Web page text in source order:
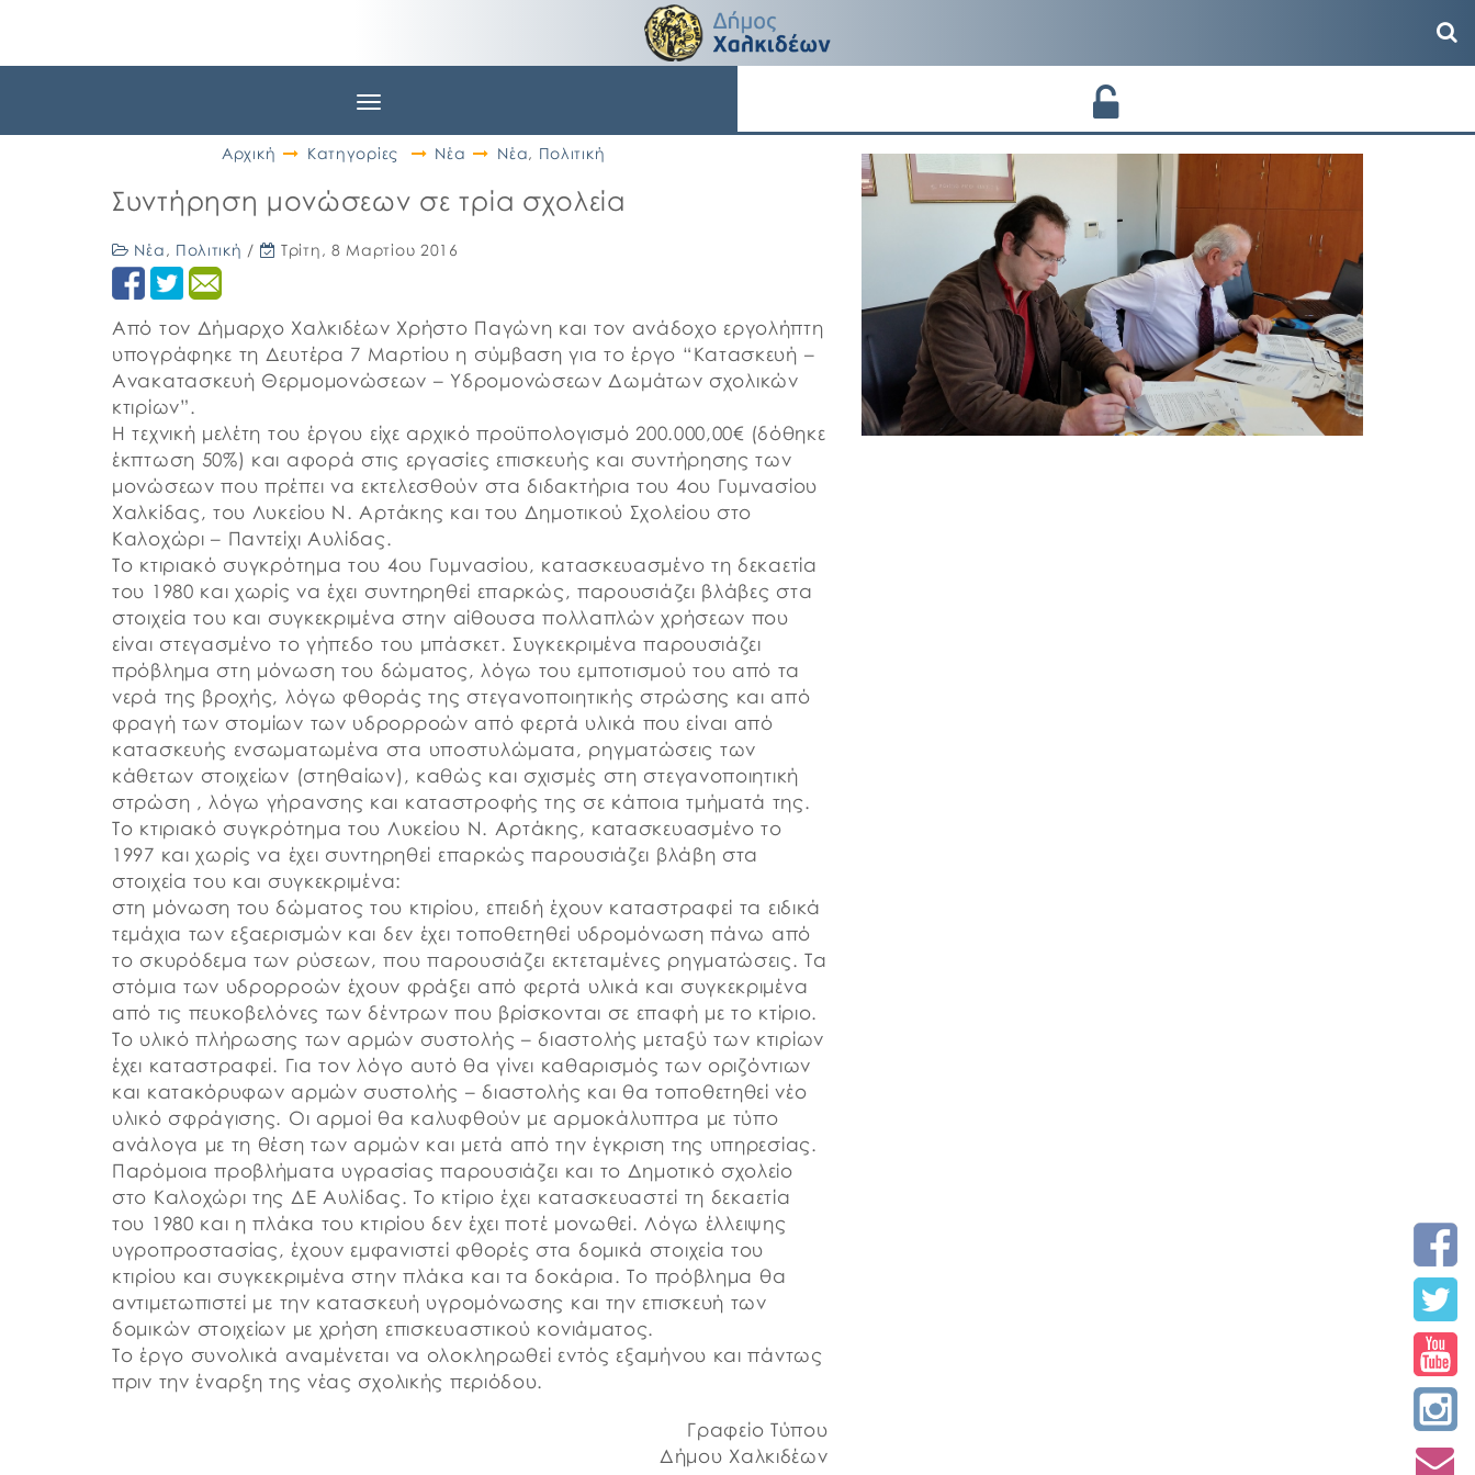
Toggle
Αρχική
Κατηγορίες Νέα Νέα, Πολιτική
Συντήρηση μονώσεων σε τρία σχολεία
Νέα , Πολιτική / Τρίτη, 8 Μαρτίου 2016
Από τον Δήμαρχο Χαλκιδέων Χρήστο Παγώνη και τον ανάδοχο εργολήπτη
υπογράφηκε τη Δευτέρα 7 Μαρτίου η σύμβαση για το έργο “Κατασκευή –
Ανακατασκευή Θερμομονώσεων – Υδρομονώσεων Δωμάτων σχολικών
κτιρίων”.
Η τεχνική μελέτη του έργου είχε αρχικό προϋπολογισμό 200.000,00€ (δόθηκε
έκπτωση 50%) και αφορά στις εργασίες επισκευής και συντήρησης των
μονώσεων που πρέπει να εκτελεσθούν στα διδακτήρια του 4ου Γυμνασίου
Χαλκίδας, του Λυκείου Ν. Αρτάκης και του Δημοτικού Σχολείου στο
Καλοχώρι – Παντείχι Αυλίδας.
Το κτιριακό συγκρότημα του 4ου Γυμνασίου, κατασκευασμένο τη δεκαετία
του 1980 και χωρίς να έχει συντηρηθεί επαρκώς, παρουσιάζει βλάβες στα
στοιχεία του και συγκεκριμένα στην αίθουσα πολλαπλών χρήσεων που
είναι στεγασμένο το γήπεδο του μπάσκετ. Συγκεκριμένα παρουσιάζει
πρόβλημα στη μόνωση του δώματος, λόγω του εμποτισμού του από τα
νερά της βροχής, λόγω φθοράς της στεγανοποιητικής στρώσης και από
φραγή των στομίων των υδρορροών από φερτά υλικά που είναι από
κατασκευής ενσωματωμένα στα υποστυλώματα, ρηγματώσεις των
κάθετων στοιχείων (στηθαίων), καθώς και σχισμές στη στεγανοποιητική
στρώση , λόγω γήρανσης και καταστροφής της σε κάποια τμήματά της.
Το κτιριακό συγκρότημα του Λυκείου Ν. Αρτάκης, κατασκευασμένο το
1997 και χωρίς να έχει συντηρηθεί επαρκώς παρουσιάζει βλάβη στα
στοιχεία του και συγκεκριμένα:
στη μόνωση του δώματος του κτιρίου, επειδή έχουν καταστραφεί τα ειδικά
τεμάχια των εξαερισμών και δεν έχει τοποθετηθεί υδρομόνωση πάνω από
το σκυρόδεμα των ρύσεων, που παρουσιάζει εκτεταμένες ρηγματώσεις. Τα
στόμια των υδρορροών έχουν φράξει από φερτά υλικά και συγκεκριμένα
από τις πευκοβελόνες των δέντρων που βρίσκονται σε επαφή με το κτίριο.
Το υλικό πλήρωσης των αρμών συστολής – διαστολής μεταξύ των κτιρίων
έχει καταστραφεί. Για τον λόγο αυτό θα γίνει καθαρισμός των οριζόντιων
και κατακόρυφων αρμών συστολής – διαστολής και θα τοποθετηθεί νέο
υλικό σφράγισης. Οι αρμοί θα καλυφθούν με αρμοκάλυπτρα με τύπο
ανάλογα με τη θέση των αρμών και μετά από την έγκριση της υπηρεσίας.
Παρόμοια προβλήματα υγρασίας παρουσιάζει και το Δημοτικό σχολείο
στο Καλοχώρι της ΔΕ Αυλίδας. Το κτίριο έχει κατασκευαστεί τη δεκαετία
του 1980 και η πλάκα του κτιρίου δεν έχει ποτέ μονωθεί. Λόγω έλλειψης
υγροπροστασίας, έχουν εμφανιστεί φθορές στα δομικά στοιχεία του
κτιρίου και συγκεκριμένα στην πλάκα και τα δοκάρια. Το πρόβλημα θα
αντιμετωπιστεί με την κατασκευή υγρομόνωσης και την επισκευή των
δομικών στοιχείων με χρήση επισκευαστικού κονιάματος.
Το έργο συνολικά αναμένεται να ολοκληρωθεί εντός εξαμήνου και πάντως
πριν την έναρξη της νέας σχολικής περιόδου.
Γραφείο Τύπου
Δήμου Χαλκιδέων